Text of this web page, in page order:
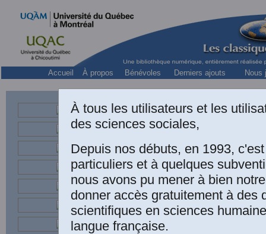
Accueil À propos Bénévoles Derniers ajouts Nous
À tous les utilisateurs et les
des sciences sociales,
Depuis nos débuts, en 1993,
particuliers et à quelques
nous avons pu mener à bien
donner accès gratuitement à des
scientifiques en sciences
langue française.